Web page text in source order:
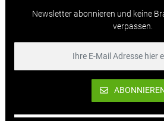
Newsletter abonnieren und keine
verpassen.